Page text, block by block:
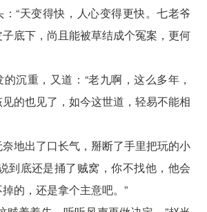
：“天变得快，人心变得更快。七老爷
底下，尚且能被草结成个冤案，更何
沉重，又道：“老九啊，这么多年，
的也见了，如今这世道，轻易不能相
地出了口长气，掰断了手里把玩的小
到底还是捅了贼窝，你不找他，他会
的，还是拿个主意吧。”